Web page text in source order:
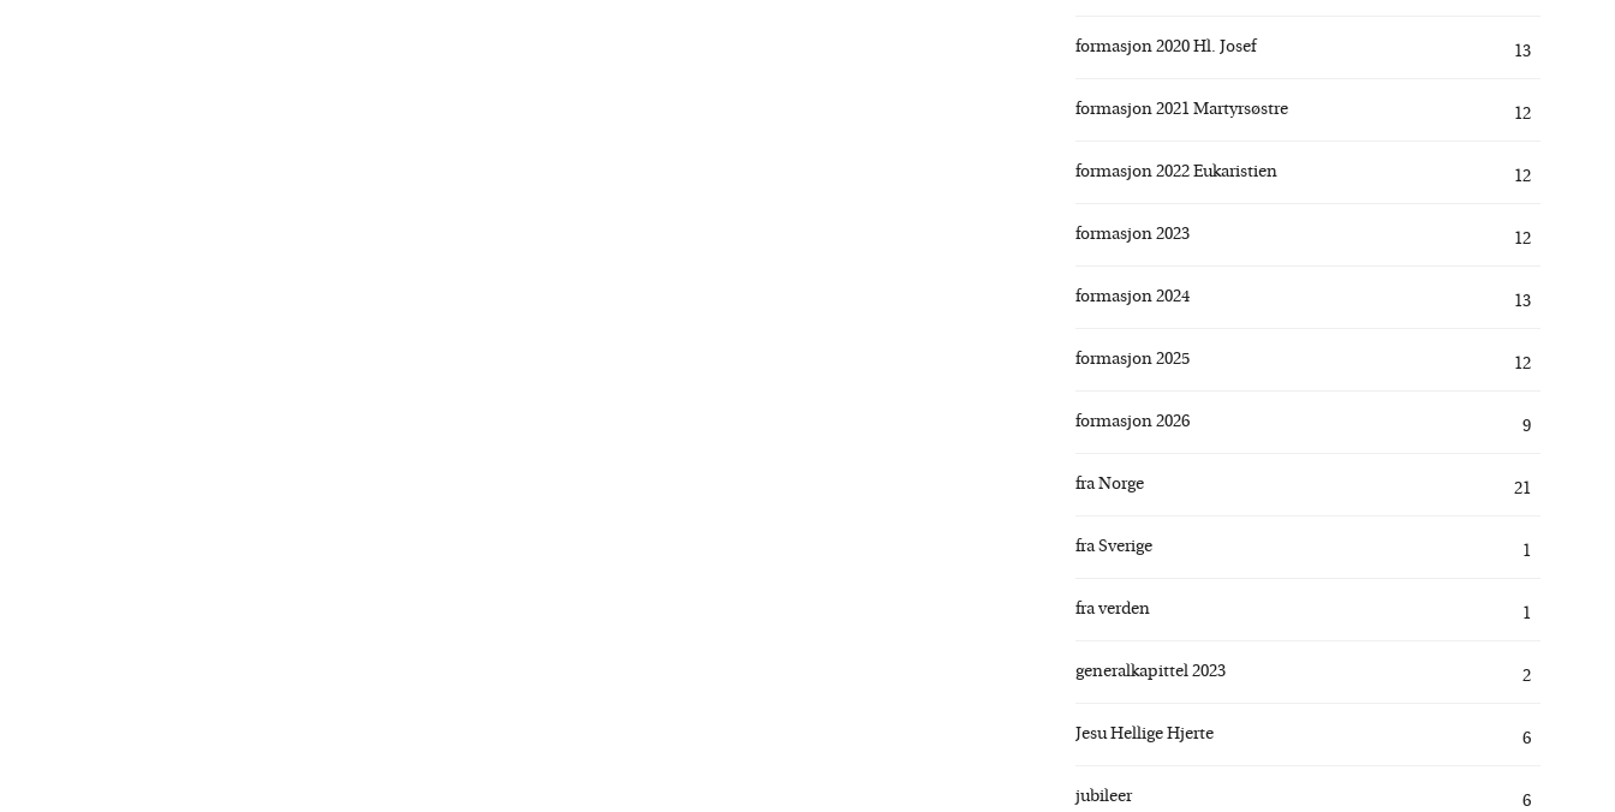
formasjon 2020 Hl. Josef 13
formasjon 2021 Martyrsøstre 12
formasjon 2022 Eukaristien 12
formasjon 2023 12
formasjon 2024 13
formasjon 2025 12
formasjon 2026 9
fra Norge 21
fra Sverige 1
fra verden 1
generalkapittel 2023 2
Jesu Hellige Hjerte 6
jubileer 6